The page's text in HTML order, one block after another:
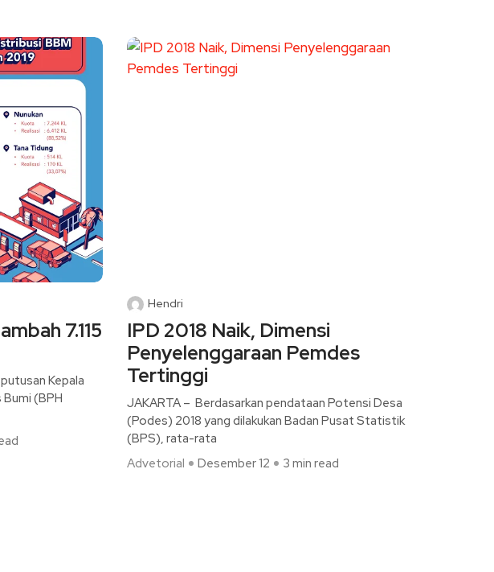
7.115
Kepala
Bumi (BPH
Hendri
IPD 2018 Naik, Dimensi
Penyelenggaraan Pemdes
Tertinggi
JAKARTA – Berdasarkan pendataan Potensi Desa
(Podes) 2018 yang dilakukan Badan Pusat Statistik
(BPS), rata-rata
Advetorial
Desember 12 3 min read